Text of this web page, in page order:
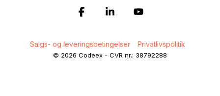
Salgs- og leveringsbetingelser Privatlivspolitik
© 2026 Codeex - CVR nr.: 38792288
FacebookLinkedin